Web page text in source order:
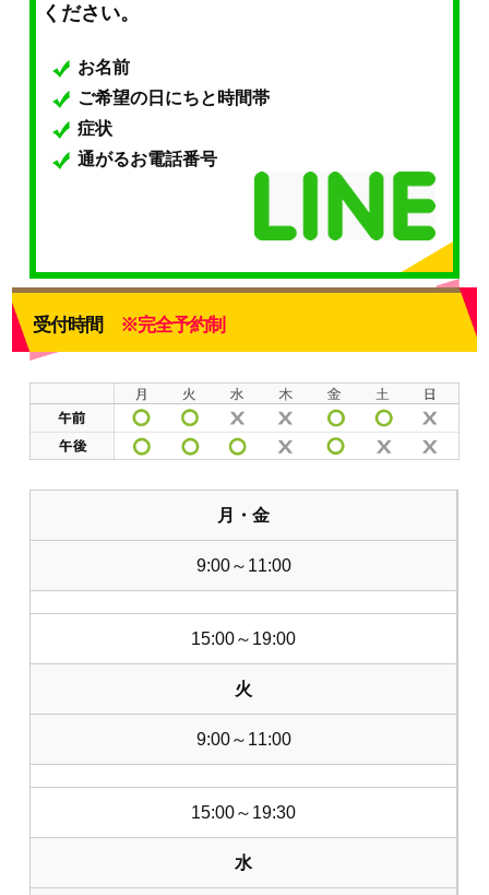
ください。
お名前
ご希望の日にちと時間帯
症状
通がるお電話番号
受付時間 ※完全予約制
月・金
9:00～11:00
15:00～19:00
火
9:00～11:00
15:00～19:30
水